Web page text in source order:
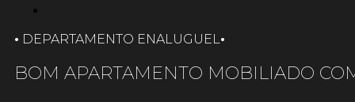
· DEPARTAMENTO ENALUGUEL·
BOM APARTAMENTO MOBILIADO